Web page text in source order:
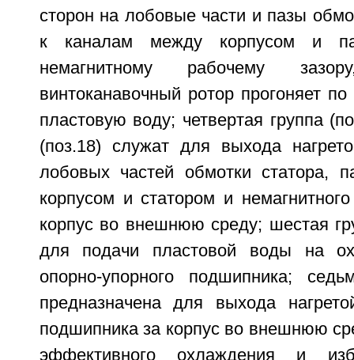
сторон на лобовые части и пазы
к каналам между корпусом и
немагнитному рабочему
винтоканавочный ротор прогоняет
пластовую воду; четвертая группа
(поз.18) служат для выхода
лобовых частей обмотки статора,
корпусом и статором и
корпус во внешнюю среду; шестая
для подачи пластовой воды на
опорно-упорного подшипника;
предназначена для выхода
подшипника за корпус во внешнюю
эффективного охлаждения и